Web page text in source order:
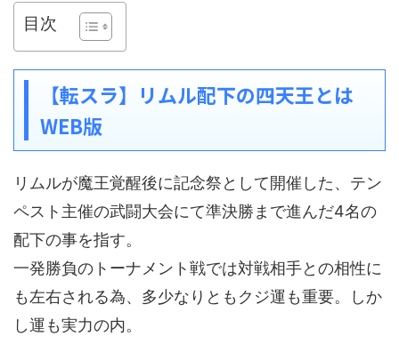
目次
【転スラ】リムル配下の四天王とは
WEB版
リムルが魔王覚醒後に記念祭として開催した、テン
ペスト主催の武闘大会にて準決勝まで進んだ4名の
配下の事を指す。
一発勝負のトーナメント戦では対戦相手との相性に
も左右される為、多少なりともクジ運も重要。しか
し運も実力の内。